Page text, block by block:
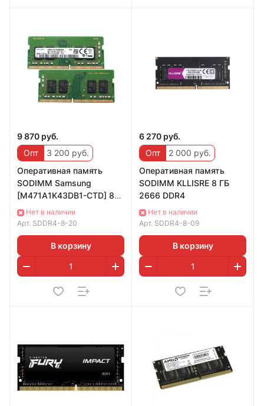
9 870 руб.
Опт
3 200 руб.
Оперативная память
SODIMM Samsung
[M471A1K43DB1-CTD] 8
ГБ новая
Нет в наличии
Арт. SDDR4-8-20
В корзину
6 270 руб.
Опт
2 000 руб.
Оперативная память
SODIMM KLLISRE 8 ГБ
2666 DDR4
Нет в наличии
Арт. SDDR4-8-09
В корзину